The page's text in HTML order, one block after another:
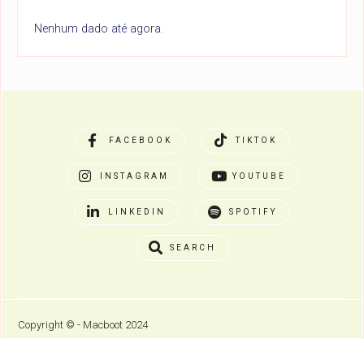
Nenhum dado até agora.
FACEBOOK TIKTOK
INSTAGRAM YOUTUBE
LINKEDIN SPOTIFY
SEARCH
Copyright © - Macboot 2024